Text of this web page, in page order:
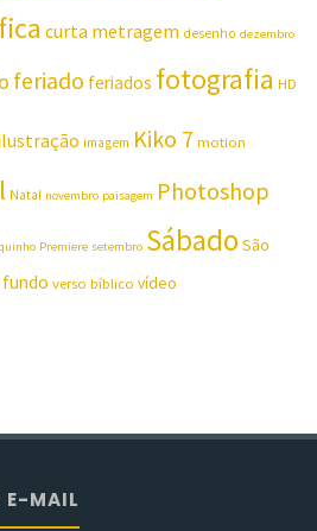
curta metragem desenho dezembro
feriado feriados fotografia HD
imagem Kiko 7 motion
Natal novembro paisagem Photoshop
Premiere setembro Sábado São
verso bíblico vídeo
E-MAIL